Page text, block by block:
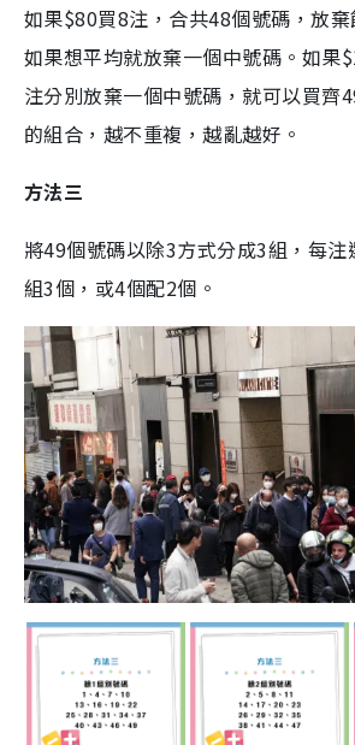
如果$80買8注，合共48個號碼，放棄
如果想平均就放棄一個中號碼。如果
注分別放棄一個中號碼，就可以買齊
的組合，越不重複，越亂越好。
方法三
將49個號碼以除3方式分成3組，每
組3個，或4個配2個。